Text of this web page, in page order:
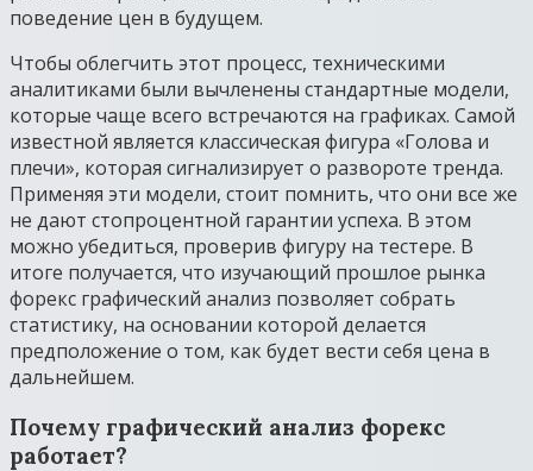
поведение цен в будущем.
Чтобы облегчить этот процесс, техническими
аналитиками были вычленены стандартные модели,
которые чаще всего встречаются на графиках. Самой
известной является классическая фигура «Голова и
плечи», которая сигнализирует о развороте тренда.
Применяя эти модели, стоит помнить, что они все же
не дают стопроцентной гарантии успеха. В этом
можно убедиться, проверив фигуру на тестере. В
итоге получается, что изучающий прошлое рынка
форекс графический анализ позволяет собрать
статистику, на основании которой делается
предположение о том, как будет вести себя цена в
дальнейшем.
Почему графический анализ форекс
работает?